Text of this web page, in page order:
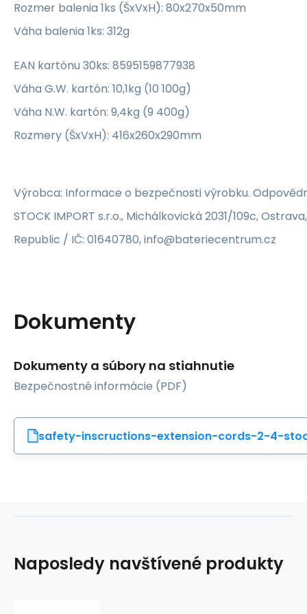
Rozmer balenia 1ks (ŠxVxH): 80x270x50mm
Váha balenia 1ks: 312g
EAN kartónu 30ks: 8595159877938
Váha G.W. kartón: 10,1kg (10 100g)
Váha N.W. kartón: 9,4kg (9 400g)
Rozmery (ŠxVxH): 416x260x290mm
Výrobca: Informace o bezpečnosti výrobku.
STOCK IMPORT s.r.o., Michálkovická 2031/109c,
Republic / IČ: 01640780, info@bateriecentrum.cz
Dokumenty
Dokumenty a súbory na stiahnutie
Bezpečnostné informácie (PDF)
safety-inscructions-extension-cords-2-4-
Naposledy navštívené produkty